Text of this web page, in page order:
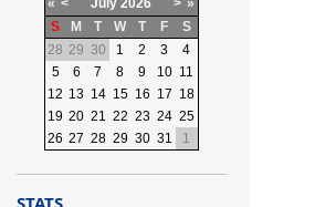
« < July 2026 > »
S
M T W T F
S
28 29 30 1 2 3
4
5
6 7 8 9 10 11
12 13 14 15 16 17 18
19 20 21 22 23 24 25
26 27 28 29 30 31 1
STATS